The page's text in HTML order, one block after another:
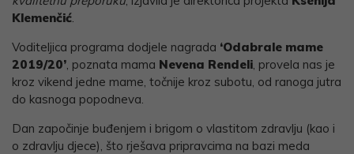
Klemenčić
Voditeljica programa dodjele nagrada ‘Odabrale mame
2019/20’ , poznata mama Nevena Rendeli , provela nas je
kroz vikend jedne mame, točnije kroz subotu, od ranoga jutra
do kasnoga popodneva.
Dan započinje buđenjem i brigom o vlastitom zdravlju (kao i
o zdravlju djece), što rješava pripravcima na bazi meda